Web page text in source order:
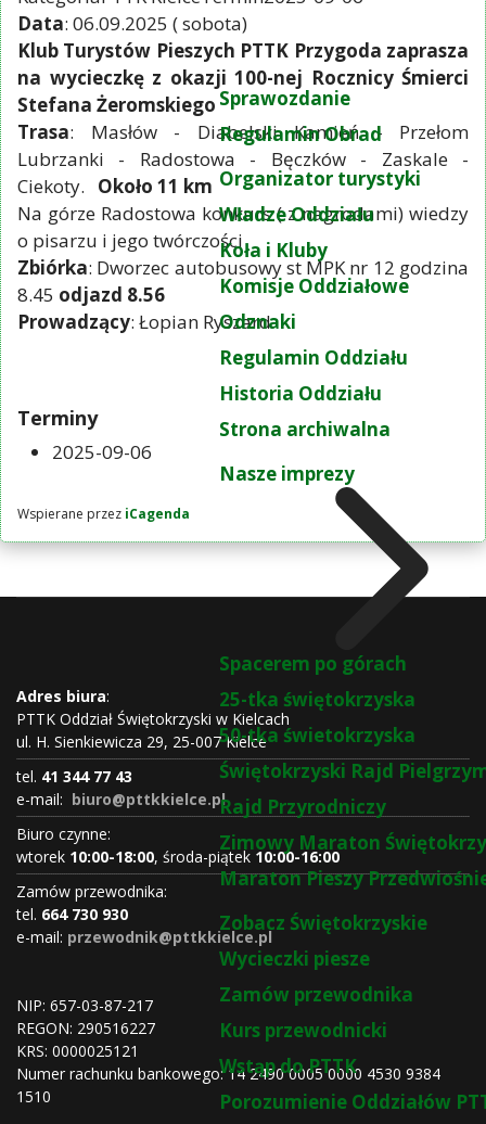
Sprawozdanie
Regulamin Obrad
Organizator turystyki
Władze Oddziału
Koła i Kluby
Komisje Oddziałowe
Odznaki
Regulamin Oddziału
Historia Oddziału
Strona archiwalna
Nasze imprezy
Spacerem po górach
25-tka świętokrzyska
50-tka świetokrzyska
Świętokrzyski Rajd
Rajd Przyrodniczy
Zimowy Maraton
Maraton Pieszy
Zobacz Świętokrzyskie
Wycieczki piesze
Zamów przewodnika
Kurs przewodnicki
Wstąp do PTTK
Porozumienie Oddziałów
Data: 06.09.2025 ( sobota)
Klub Turystów Pieszych PTTK Przygoda zaprasza
na wycieczkę z okazji 100-nej Rocznicy Śmierci
Stefana Żeromskiego
Trasa: Masłów - Diabelski Kamień - Przełom
Lubrzanki - Radostowa - Bęczków - Zaskale -
Ciekoty. Około 11 km
Na górze Radostowa konkurs ( z nagrodami) wiedzy
o pisarzu i jego twórczości
Zbiórka: Dworzec autobusowy st MPK nr 12 godzina
8.45 odjazd 8.56
Prowadzący: Łopian Ryszard
Terminy
2025-09-06
Wspierane przez iCagenda
Adres biura:
PTTK Oddział Świętokrzyski w Kielcach
ul. H. Sienkiewicza 29, 25-007 Kielce
tel. 41 344 77 43
e-mail: biuro@pttkkielce.pl
Biuro czynne:
wtorek 10:00-18:00, środa-piątek10:00-16:00
Zamów przewodnika:
tel. 664 730 930
e-mail: przewodnik@pttkkielce.pl
NIP: 657-03-87-217
REGON: 290516227
KRS: 0000025121
Numer rachunku bankowego: 14 2490 0005 0000 4530 9384
1510